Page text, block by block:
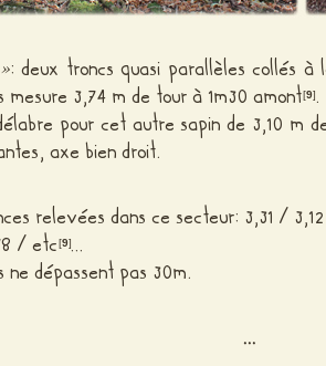
: deux troncs quasi parallèles collés
mesure 3,74 m de tour à 1m30 amont[9].
pour cet autre sapin de 3,10 m
axe bien droit.
relevées dans ce secteur: 3,31 /
/ etc[9]…
ne dépassent pas 30m.
…